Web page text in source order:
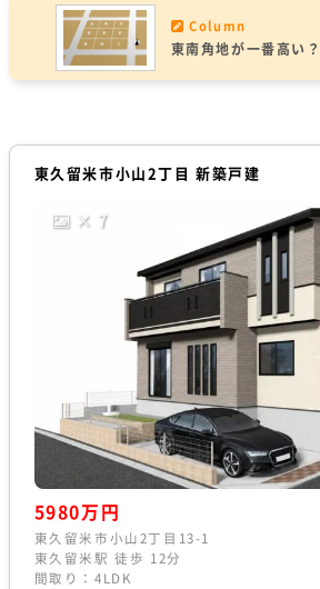
Column
東南角地が一番高い
東久留米市小山2丁目 新築戸建
× 7
5980万円
東久留米市小山2丁目13-1
東久留米駅 徒歩 12分
間取り：4LDK